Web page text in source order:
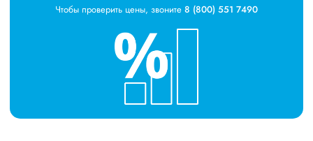
Чтобы проверить цены, звоните 8 (800) 551 7490